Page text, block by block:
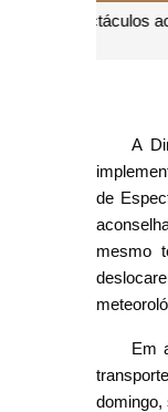
A
de
mesmo
Em
domingo,